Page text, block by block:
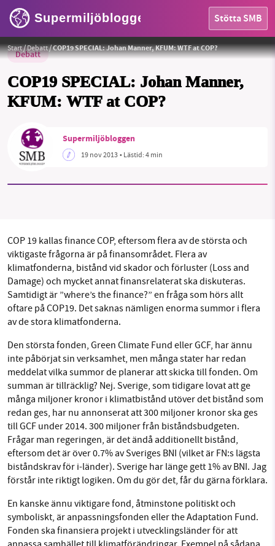
Supermiljöbloggen Stötta SMB
OMRÅDEN
MILJÖFAKTA
Sök Sparade inlägg
Facebook Instagram BlueSky
Start/Debatt/COP19 SPECIAL: Johan Manner, KFUM: WTF at COP?
Debatt
COP19 SPECIAL: Johan Manner,
KFUM: WTF at COP?
Supermiljöbloggen
19 nov 2013• Lästid:4 min
COP 19 kallas finance COP, eftersom flera av de största och
viktigaste frågorna är på finansområdet. Flera av
klimatfonderna, bistånd vid skador och förluster (Loss and
Damage) och mycket annat finansrelaterat ska diskuteras.
Samtidigt är ”where’s the finance?” en fråga som hörs allt
oftare på COP19. Det saknas nämligen enorma summor i flera
av de stora klimatfonderna.
Den största fonden, Green Climate Fund eller GCF, har ännu
inte påbörjat sin verksamhet, men många stater har redan
meddelat vilka summor de planerar att skicka till fonden. Om
summan är tillräcklig? Nej. Sverige, som tidigare lovat att ge
många miljoner kronor i klimatbistånd utöver det bistånd som
redan ges, har nu annonserat att 300 miljoner kronor ska ges
till GCF under 2014. 300 miljoner från biståndsbudgeten.
Frågar man regeringen, är det ändå additionellt bistånd,
eftersom det är över 0.7% av Sveriges BNI (vilket är FN:s lägsta
biståndskrav för i-länder). Sverige har länge gett 1% av BNI. Jag
förstår inte riktigt logiken. Om du gör det, får du gärna förklara.
En kanske ännu viktigare fond, åtminstone politiskt och
symboliskt, är anpassningsfonden eller the Adaptation Fund.
Fonden ska finansiera projekt i utvecklingsländer för att
SMB kämpar för en hållbar framtid. Sedan
starten 2010 har vår ideella redaktion drivit
miljödebatten framåt genom
nyhetsbevakning och granskningar. Nu vill vi
utveckla vårt arbete – och vi hoppas att du
vill hjälpa oss.
Stötta vårt arbete genom att swisha en slant till
1231368703
Läs vad vi vill göra